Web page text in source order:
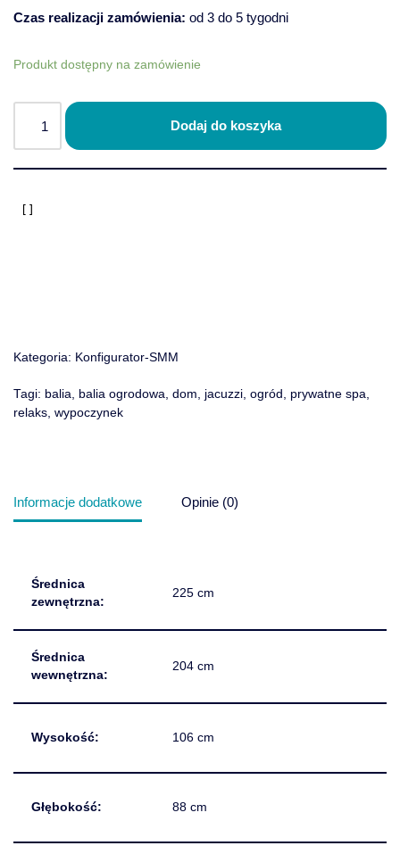
Czas realizacji zamówienia: od 3 do 5 tygodni
Produkt dostępny na zamówienie
Dodaj do koszyka
Kategoria: Konfigurator-SMM
Tagi: balia, balia ogrodowa, dom, jacuzzi, ogród , prywatne spa,
relaks, wypoczynek
Informacje dodatkowe Opinie (0)
Średnica
zewnętrzna:
225 cm
Średnica
wewnętrzna:
204 cm
Wysokość: 106 cm
Głębokość: 88 cm